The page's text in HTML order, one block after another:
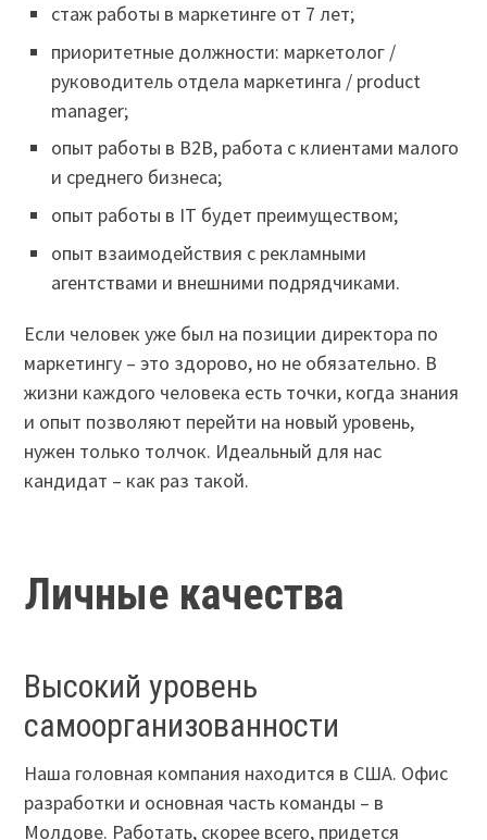
стаж работы в маркетинге от 7 лет;
приоритетные должности: маркетолог /
руководитель отдела маркетинга / product
manager;
опыт работы в В2В, работа с клиентами малого
и среднего бизнеса;
опыт работы в ІТ будет преимуществом;
опыт взаимодействия с рекламными
агентствами и внешними подрядчиками.
Если человек уже был на позиции директора по
маркетингу – это здорово, но не обязательно. В
жизни каждого человека есть точки, когда знания
и опыт позволяют перейти на новый уровень,
нужен только толчок. Идеальный для нас
кандидат – как раз такой.
Личные качества
Высокий уровень
самоорганизованности
Наша головная компания находится в США. Офис
разработки и основная часть команды – в
Молдове. Работать, скорее всего, придется